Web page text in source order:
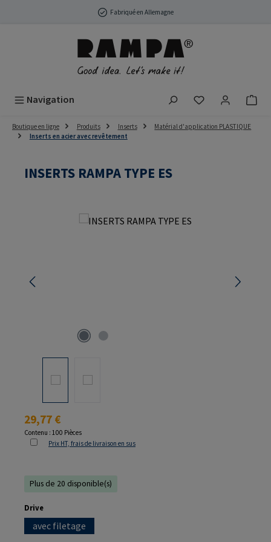
Passer au contenu principalFabriqué en Allemagne
Navigation Vous avez 0
Boutique en ligne Produits Inserts
Matérial d'application PLASTIQUE
Inserts en acier avec revêtement
INSERTS RAMPA TYPE ES
Ignorer la galerie d'images
Prix régulier :
29,77 €
Contenu : 100 Pièces
Prix HT, frais de livraison en sus
Plus de 20 disponible(s)
Sélectionnez
Drive
avec filetage